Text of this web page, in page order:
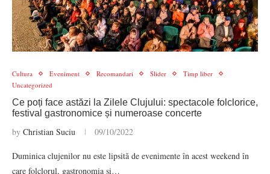
Cultura Eveniment Recomandari Slider
Timp liber
Uncategorized
Ce poți face astăzi la Zilele Clujului: spectacole folclorice,
festival gastronomice și numeroase concerte
by Christian Suciu 09/10/2022
Duminica clujenilor nu este lipsită de evenimente în acest weekend în
care folclorul, gastronomia și…